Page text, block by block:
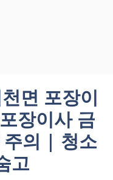
면 포장이
장이사 금
의 | 청소
고